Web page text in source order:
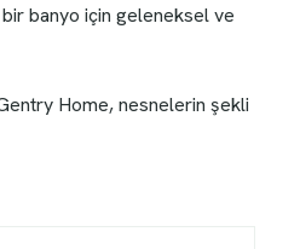
banyo için geleneksel ve
Home, nesnelerin şekli